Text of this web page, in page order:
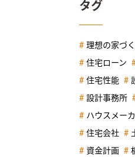
タグ
理想の家づ
住宅ローン
住宅性能
設計事務所
ハウスメー
住宅会社
資金計画